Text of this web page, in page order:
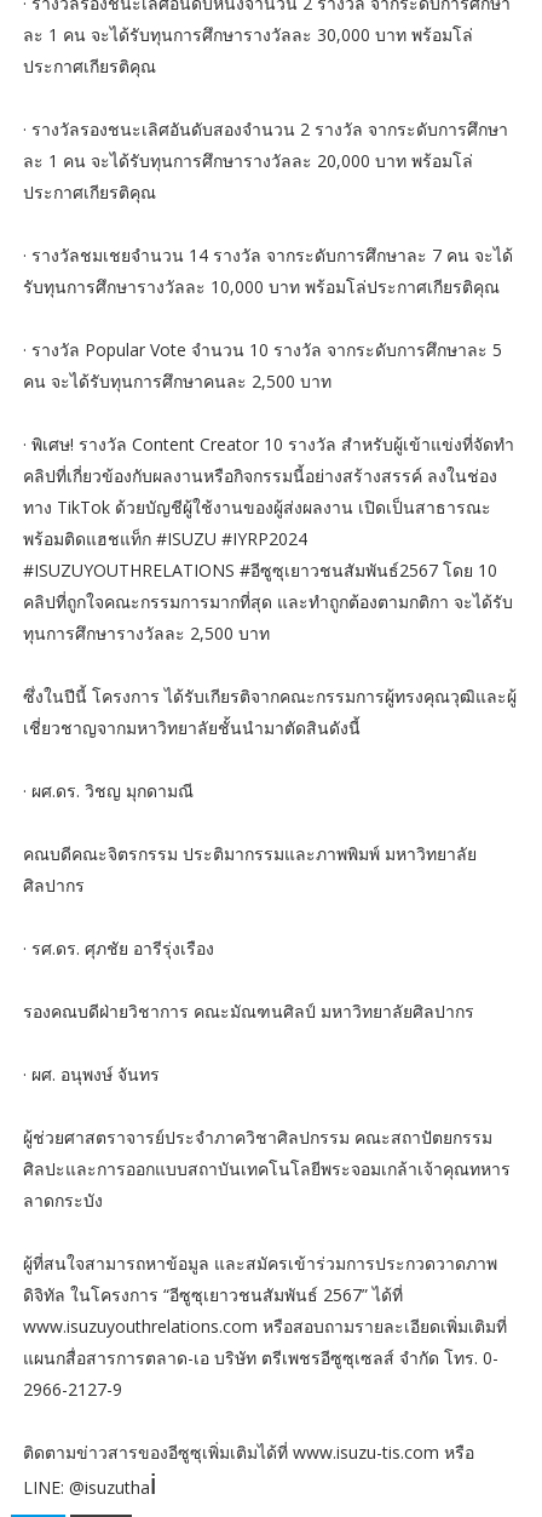
ละ 1 คน จะได้รับทุนการศึกษารางวัลละ 30,000 บาท พร้อมโล่
ประกาศเกียรติคุณ
· รางวัลรองชนะเลิศอันดับสองจำนวน 2 รางวัล จากระดับการศึกษา
ละ 1 คน จะได้รับทุนการศึกษารางวัลละ 20,000 บาท พร้อมโล่
ประกาศเกียรติคุณ
· รางวัลชมเชยจำนวน 14 รางวัล จากระดับการศึกษาละ 7 คน จะได้
รับทุนการศึกษารางวัลละ 10,000 บาท พร้อมโล่ประกาศเกียรติคุณ
· รางวัล Popular Vote จำนวน 10 รางวัล จากระดับการศึกษาละ 5
คน จะได้รับทุนการศึกษาคนละ 2,500 บาท
· พิเศษ! รางวัล Content Creator 10 รางวัล สำหรับผู้เข้าแข่งที่จัดทำ
คลิปที่เกี่ยวข้องกับผลงานหรือกิจกรรมนี้อย่างสร้างสรรค์ ลงในช่อง
ทาง TikTok ด้วยบัญชีผู้ใช้งานของผู้ส่งผลงาน เปิดเป็นสาธารณะ
พร้อมติดแฮชแท็ก #ISUZU #IYRP2024
#ISUZUYOUTHRELATIONS #อีซูซุเยาวชนสัมพันธ์2567 โดย 10
คลิปที่ถูกใจคณะกรรมการมากที่สุด และทำถูกต้องตามกติกา จะได้รับ
ทุนการศึกษารางวัลละ 2,500 บาท
ซึ่งในปีนี้ โครงการ ได้รับเกียรติจากคณะกรรมการผู้ทรงคุณวุฒิและผู้
เชี่ยวชาญจากมหาวิทยาลัยชั้นนำมาตัดสินดังนี้
· ผศ.ดร. วิชญ มุกดามณี
คณบดีคณะจิตรกรรม ประติมากรรมและภาพพิมพ์ มหาวิทยาลัย
ศิลปากร
· รศ.ดร. ศุภชัย อารีรุ่งเรือง
รองคณบดีฝ่ายวิชาการ คณะมัณฑนศิลป์ มหาวิทยาลัยศิลปากร
· ผศ. อนุพงษ์ จันทร
ผู้ช่วยศาสตราจารย์ประจำภาควิชาศิลปกรรม คณะสถาปัตยกรรม
ศิลปะและการออกแบบสถาบันเทคโนโลยีพระจอมเกล้าเจ้าคุณทหาร
ลาดกระบัง
ผู้ที่สนใจสามารถหาข้อมูล และสมัครเข้าร่วมการประกวดวาดภาพ
ดิจิทัล ในโครงการ “อีซูซุเยาวชนสัมพันธ์ 2567” ได้ที่
www.isuzuyouthrelations.com หรือสอบถามรายละเอียดเพิ่มเติมที่
แผนกสื่อสารการตลาด-เอ บริษัท ตรีเพชรอีซูซุเซลส์ จำกัด โทร. 0-
2966-2127-9
ติดตามข่าวสารของอีซูซุเพิ่มเติมได้ที่ www.isuzu-tis.com หรือ
LINE: @isuzuthai